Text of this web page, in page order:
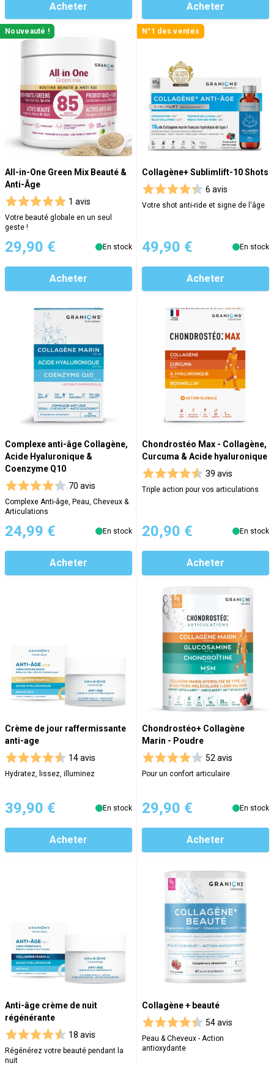
Acheter Acheter
Nouveauté !
All-in-One Green Mix Beauté &
Anti-Âge
1 avis
Votre beauté globale en un seul
geste !
29,90 € En stock
Acheter
N°1 des ventes
Collagène+ Sublimlift-10 Shots
6 avis
Votre shot anti-ride et signe de l'âge
49,90 € En stock
Acheter
Complexe anti-âge Collagène,
Acide Hyaluronique &
Coenzyme Q10
70 avis
Complexe Anti-âge, Peau, Cheveux &
Articulations
24,99 € En stock
Acheter
Chondrostéo Max - Collagène,
Curcuma & Acide hyaluronique
39 avis
Triple action pour vos articulations
20,90 € En stock
Acheter
Crème de jour raffermissante
anti-age
14 avis
Hydratez, lissez, illuminez
39,90 € En stock
Acheter
Chondrostéo+ Collagène
Marin - Poudre
52 avis
Pour un confort articulaire
29,90 € En stock
Acheter
Anti-âge crème de nuit
régénérante
18 avis
Régénérez votre beauté pendant la
nuit
Collagène + beauté
54 avis
Peau & Cheveux - Action
antioxydante